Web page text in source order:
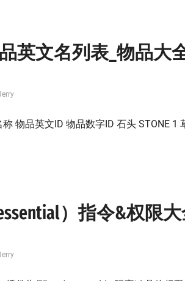
英文名列表_物品大
物品英文ID 物品数字ID 石头 STONE 1
）指令&权限大